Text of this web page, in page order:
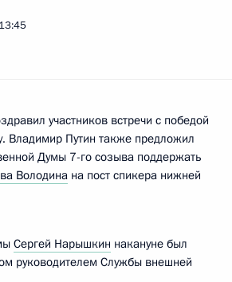
13:45
участников встречи с победой
Владимир Путин также предложил
Думы 7-го созыва поддержать
Володина на пост спикера нижней
Сергей Нарышкин накануне был
руководителем Службы внешней